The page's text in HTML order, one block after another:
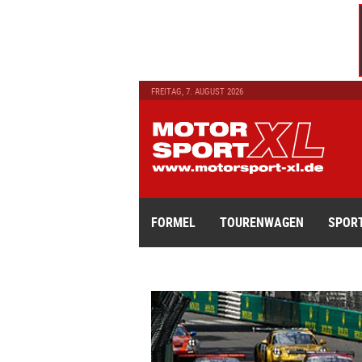
FREITAG, 7. AUGUST 2026
FORMEL TOURENWAGEN